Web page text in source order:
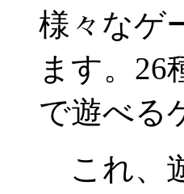
様々なゲ
ます。26
で遊べる
これ、